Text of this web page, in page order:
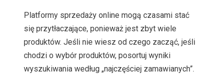
Platformy sprzedaży online mogą czasami stać
się przytłaczające, ponieważ jest zbyt wiele
produktów. Jeśli nie wiesz od czego zacząć, jeśli
chodzi o wybór produktów, posortuj wyniki
wyszukiwania według „najczęściej zamawianych”.